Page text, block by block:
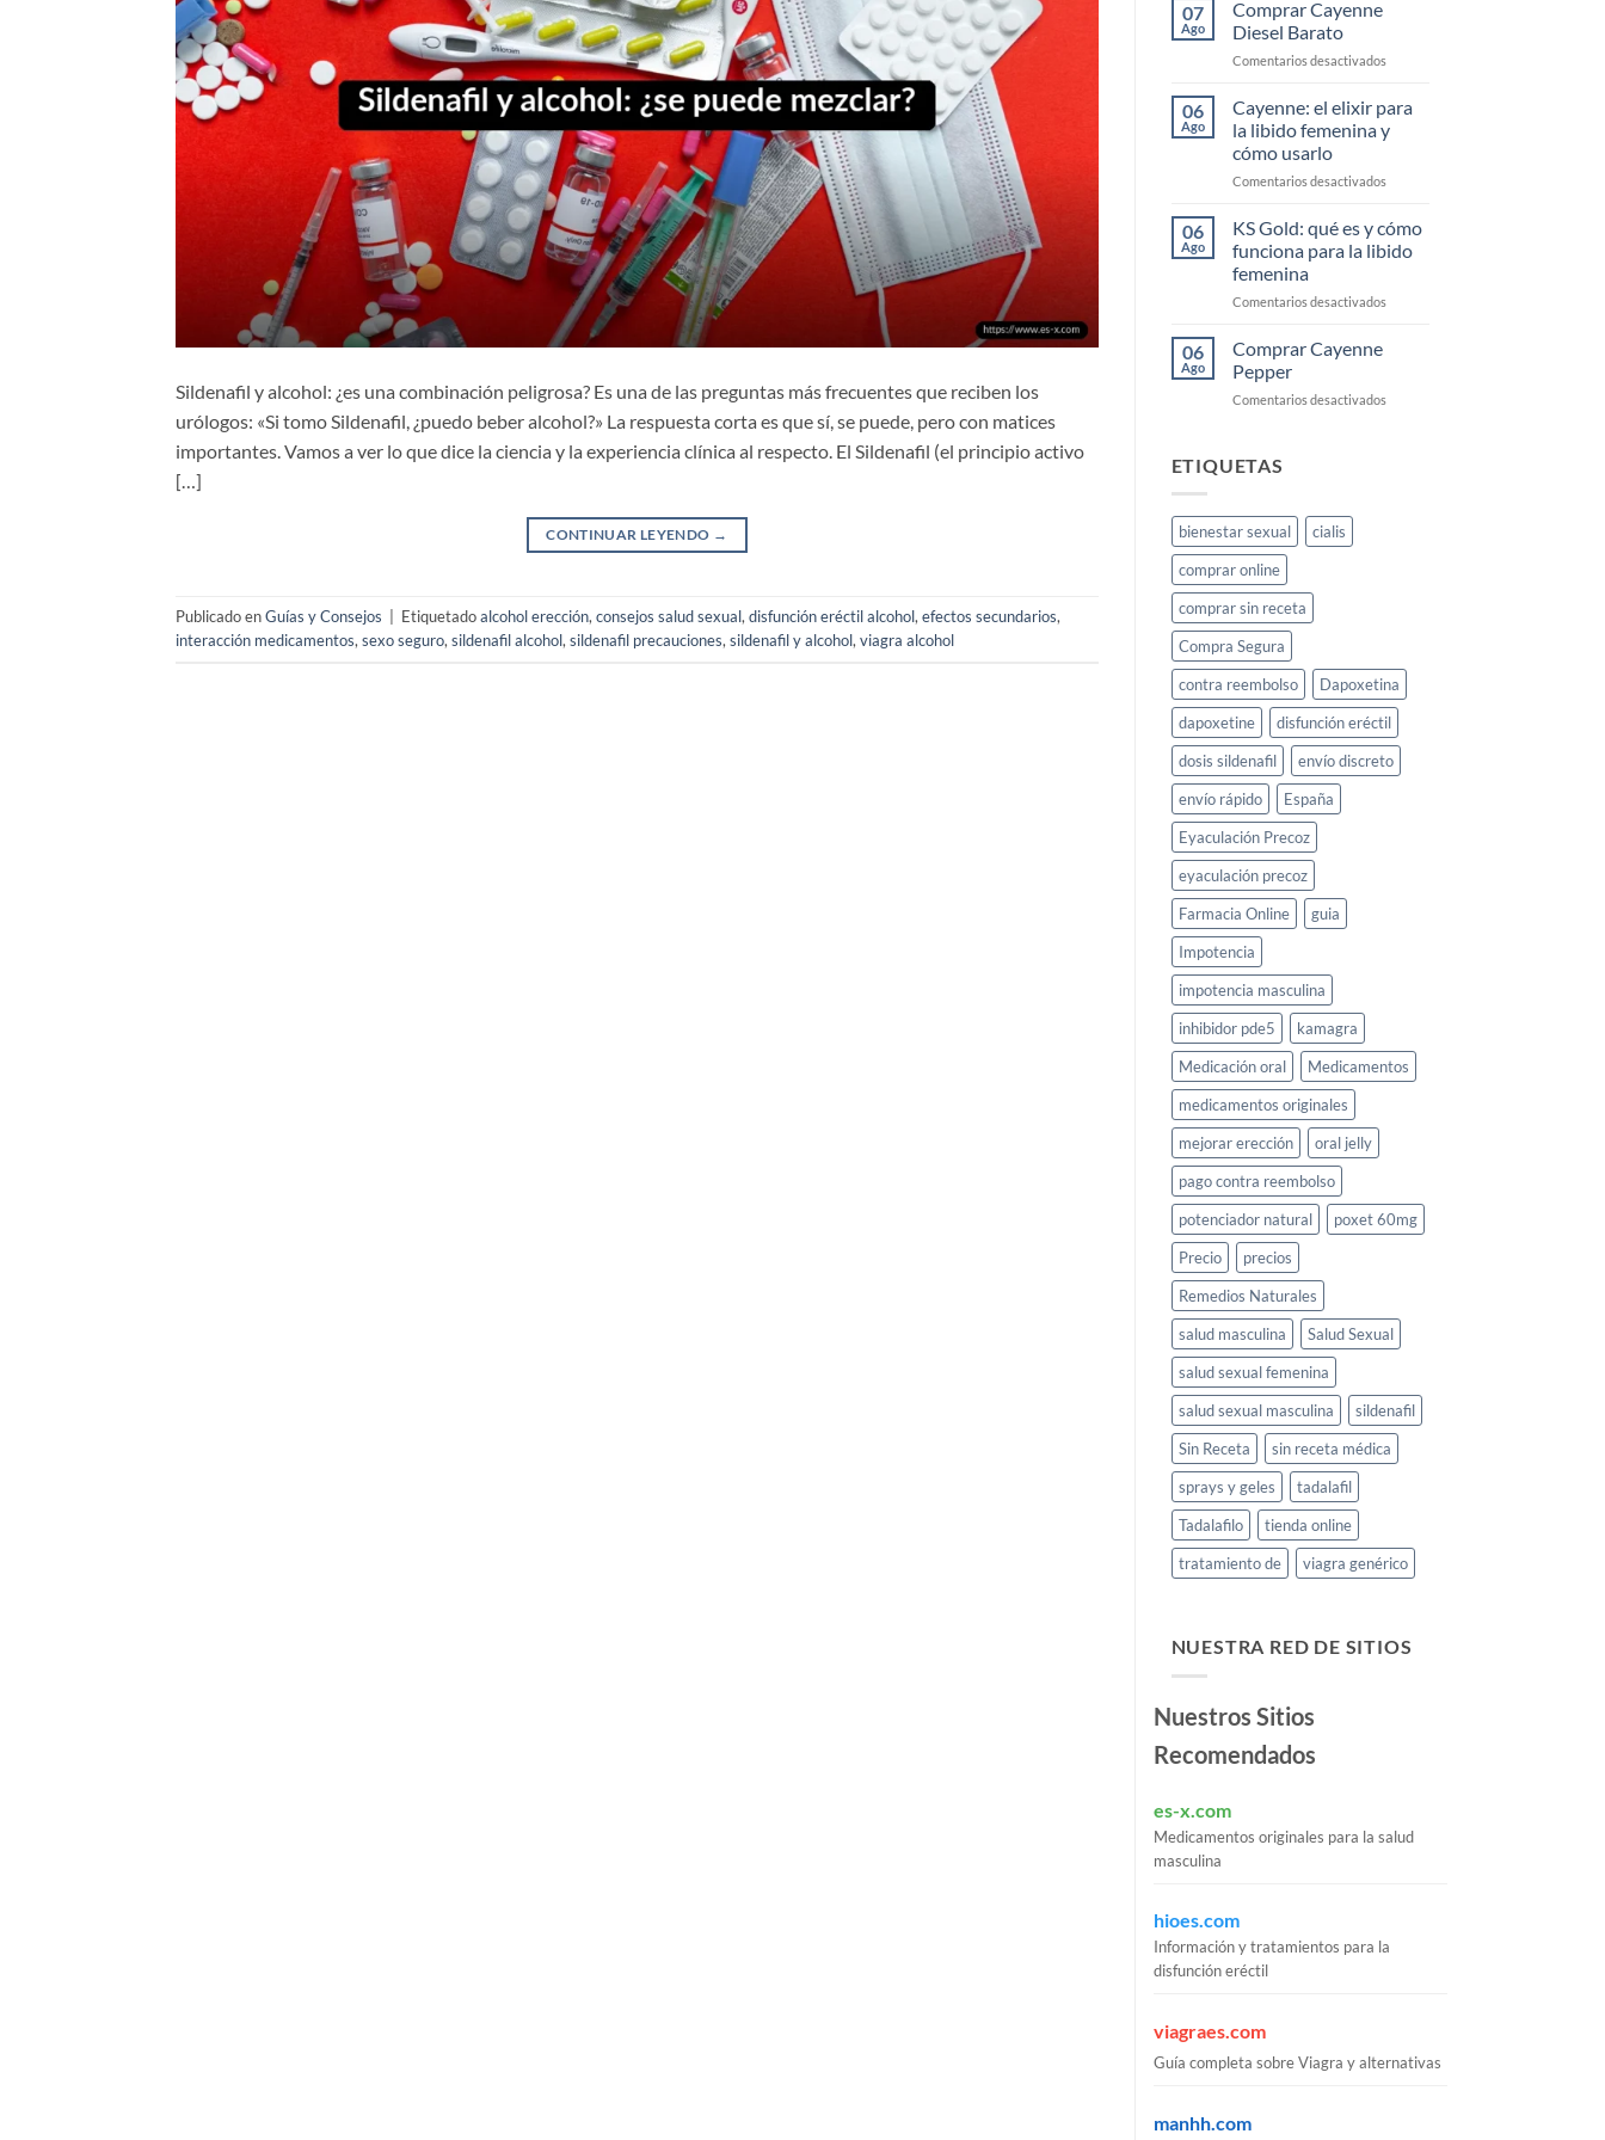
Sildenafil y alcohol: ¿es una combinación peligrosa? Es una de las preguntas más frecuentes que reciben los
urólogos: «Si tomo Sildenafil, ¿puedo beber alcohol?» La respuesta corta es que sí, se puede, pero con matices
importantes. Vamos a ver lo que dice la ciencia y la experiencia clínica al respecto. El Sildenafil (el principio activo
[…]
CONTINUAR LEYENDO →
Publicado enGuías y Consejos Etiquetadoalcohol erección, consejos salud sexual, disfunción eréctil alcohol, efectos secundarios,
interacción medicamentos, sexo seguro, sildenafil alcohol, sildenafil precauciones, sildenafil y alcohol, viagra alcohol
07
Ago
Comprar Cayenne
Diesel Barato
Comentarios desactivadosen
Diesel
Barato
06
Ago
Cayenne: el elixir para
la libido femenina y
cómo usarlo
Comentarios desactivadosen
el
elixir
para
libido
06
Ago
KS Gold: qué es y cómo
funciona para la libido
femenina
Comentarios desactivadosen
y
06
Ago
Comprar Cayenne
Pepper
Comentarios desactivadosen
ETIQUETAS
bienestar sexual
cialis
comprar online
comprar sin receta
Compra Segura
contra reembolso
Dapoxetina
dapoxetine
disfunción eréctil
dosis sildenafil
envío discreto
envío rápido
España
Eyaculación Precoz
eyaculación precoz
Farmacia Online
guia
Impotencia
impotencia masculina
inhibidor pde5
kamagra
Medicación oral
Medicamentos
medicamentos originales
mejorar erección
oral jelly
pago contra reembolso
potenciador natural
poxet 60mg
Precio
precios
Remedios Naturales
salud masculina
Salud Sexual
salud sexual femenina
salud sexual masculina
sildenafil
Sin Receta
sin receta médica
sprays y geles
tadalafil
Tadalafilo
tienda online
tratamiento de
viagra genérico
NUESTRA RED DE SITIOS
Nuestros Sitios
Recomendados
es-x.com
Medicamentos originales para la salud
masculina
hioes.com
Información y tratamientos para la
disfunción eréctil
viagraes.com
Guía completa sobre Viagra y alternativas
manhh.com